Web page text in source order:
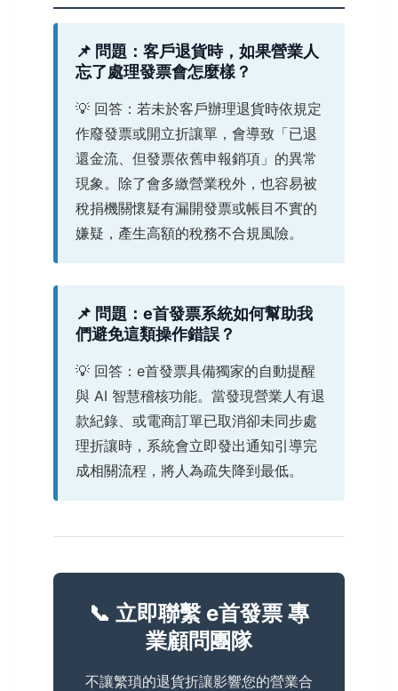
📌 問題：客戶退貨時，如果營業人
忘了處理發票會怎麼樣？
💡 回答：若未於客戶辦理退貨時依規定
作廢發票或開立折讓單，會導致「已退
還金流、但發票依舊申報銷項」的異常
現象。除了會多繳營業稅外，也容易被
稅捐機關懷疑有漏開發票或帳目不實的
嫌疑，產生高額的稅務不合規風險。
📌 問題：e首發票系統如何幫助我
們避免這類操作錯誤？
💡 回答：e首發票具備獨家的自動提醒
與 AI 智慧稽核功能。當發現營業人有退
款紀錄、或電商訂單已取消卻未同步處
理折讓時，系統會立即發出通知引導完
成相關流程，將人為疏失降到最低。
📞 立即聯繫 e首發票 專
業顧問團隊
不讓繁瑣的退貨折讓影響您的營業合